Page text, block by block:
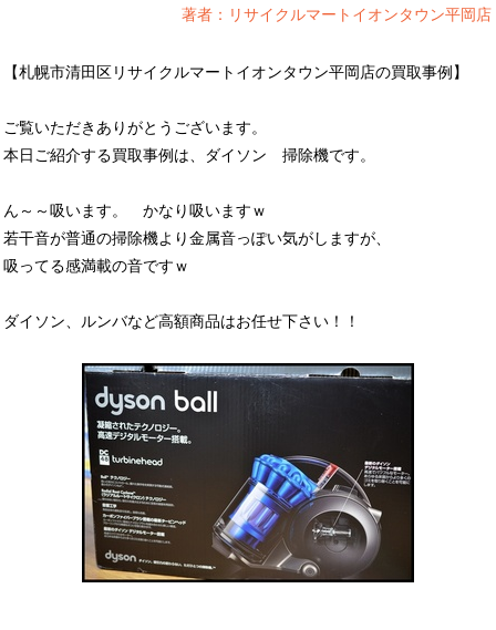
著者：リサイクルマートイオンタウン平岡店
【札幌市清田区リサイクルマートイオンタウン平岡店の買取事例】
ご覧いただきありがとうございます。
本日ご紹介する買取事例は、ダイソン 掃除機です。
ん～～吸います。 かなり吸いますｗ
若干音が普通の掃除機より金属音っぽい気がしますが、
吸ってる感満載の音ですｗ
ダイソン、ルンバなど高額商品はお任せ下さい！！